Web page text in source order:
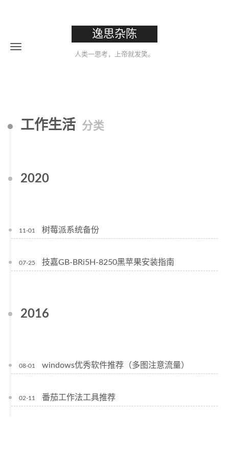
逸思杂陈
人类一思考，上帝就发笑。
工作生活 分类
2020
11-01 树莓派系统备份
07-25 技嘉GB-BRi5H-8250黑苹果安装指南
2016
08-01 windows优秀软件推荐（多图注意流量）
02-11 番茄工作法工具推荐